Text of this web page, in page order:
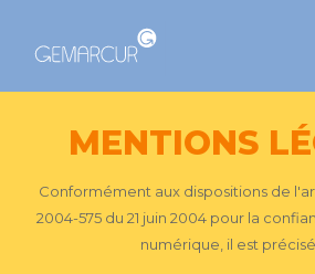
MENTIONS
Conformément aux dispositions de
2004-575 du 21 juin 2004 pour la
numérique, il est